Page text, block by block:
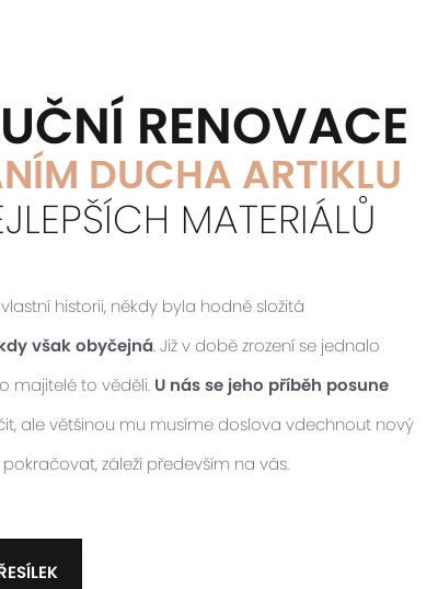
RENOVACE
DUCHA ARTIKLU
MATERIÁLŮ
historii, někdy byla hodně složitá
však obyčejná. Již v době zrození se jednalo
majitelé to věděli. U nás se jeho příběh posune
ale většinou mu musíme doslova vdechnout nový
záleží především na vás.